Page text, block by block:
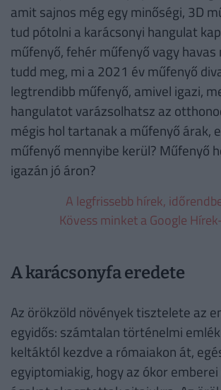
amit sajnos még egy minőségi, 3D
tud pótolni a karácsonyi hangulat
műfenyő, fehér műfenyő vagy
tudd meg, mi a 2021 év műfenyő
legtrendibb műfenyő, amivel igazi,
hangulatot varázsolhatsz az
mégis hol tartanak a műfenyő árak,
műfenyő mennyibe kerül? Műfenyő
igazán jó áron?
A legfrissebb hírek,
Kövess minket a Google
A karácsonyfa eredete
Az örökzöld növények tisztelete az
egyidős: számtalan történelmi
keltáktól kezdve a rómaiakon át,
egyiptomiakig, hogy az ókor